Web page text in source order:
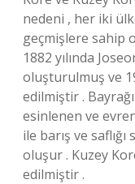
nedeni , her iki
geçmişlere sahip
1882 yılında
oluşturulmuş ve
edilmiştir .
esinlenen ve
ile barış ve
oluşur . Kuzey
edilmiştir .